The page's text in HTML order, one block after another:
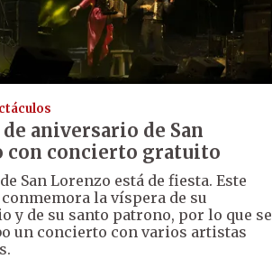
aniversario de San
con concierto gratuito
San Lorenzo está de fiesta. Este
la víspera de su
y de su santo patrono, por lo que se
un concierto con varios artistas